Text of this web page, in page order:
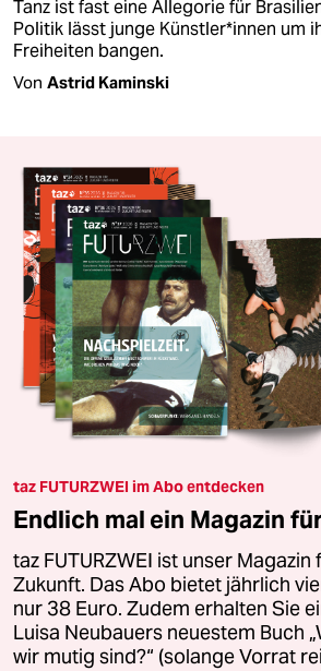
Tanz ist fast eine Allegorie für
Politik lässt junge Künstler*innen um
Freiheiten bangen.
Von Astrid Kaminski
taz FUTURZWEI im Abo entdecken
Endlich mal ein Magazin
taz FUTURZWEI ist unser
Zukunft. Das Abo bietet jährlich
nur 38 Euro. Zudem erhalten Sie
Luisa Neubauers neuestem Buch
wir mutig sind?“ (solange Vorrat